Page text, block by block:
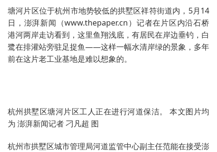
塘河片区位于杭州市地势较低的拱墅区祥符街道内，5月14
日，澎湃新闻（www.thepaper.cn）记者在片区内沿石桥
港河两岸走访看到，这里鱼翔浅底，有居民在岸边垂钓，白
鹭在排灌站旁驻足捉鱼——这样一幅水清岸绿的景象，多年
前在这片老工业基地是难以想象的。
杭州拱墅区塘河片区工人正在进行河道保洁。 本文图片均
为 澎湃新闻记者 刁凡超 图
杭州市拱墅区城市管理局河道监管中心副主任范能在接受澎